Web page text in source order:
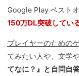
Google Play ベスト
150万DL突破してい
プレイヤーのための
てみたい人や、文学
てなに？』と自問自